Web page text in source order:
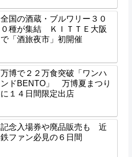
全国の酒蔵・ブルワリー３０
０種が集結 ＫＩＴＴＥ大阪
で「酒旅夜市」初開催
万博で２２万食突破「ワンハ
ンドBENTO」 万博夏まつり
に１４日間限定出店
記念入場券や廃品販売も 近
鉄ファン必見の６日間